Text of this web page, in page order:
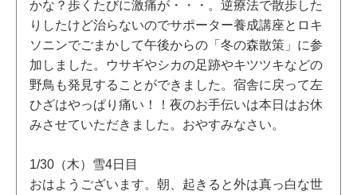
かな？歩くたびに激痛が・・・。逆療法で散歩した
りしたけど治らないのでサポーター養成講座とロキ
ソニンでごまかして午後からの「冬の森散策」に参
加しました。ウサギやシカの足跡やキツツキなどの
野鳥も発見することができました。宿舎に戻って左
ひざはやっぱり痛い！！夜のお手伝いは本日はお休
みさせていただきました。おやすみなさい。
1/30（木）雪4日目
おはようございます。朝、起きると外は真っ白な世